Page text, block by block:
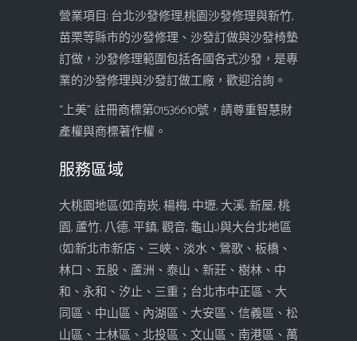
營業項目: 台北沙發修理,桃園沙發修理與新竹,
苗栗等縣市的沙發修理、沙發訂做與沙發椅墊
訂做，沙發修理範圍包括各國各式沙發，是專
業的沙發修理與沙發訂做工廠，歡迎洽詢。
“上美” 註冊商標第01536610號，請尊重智慧財
產權與商標著作權。
服務區域
大桃園地區(如:南崁, 楊梅, 中壢, 大溪, 新屋, 桃
園, 蘆竹, 八德, 平鎮, 觀音, 龜山...)與大台北地區
(如:新北市:新店、三峽、淡水、鶯歌、板橋、
林口、五股、蘆洲、泰山、新莊、樹林、中
和、永和、汐止、三重；台北市:中正區、大
同區、中山區、內湖區、大安區、信義區、松
山區、士林區、北投區、文山區、南港區、萬